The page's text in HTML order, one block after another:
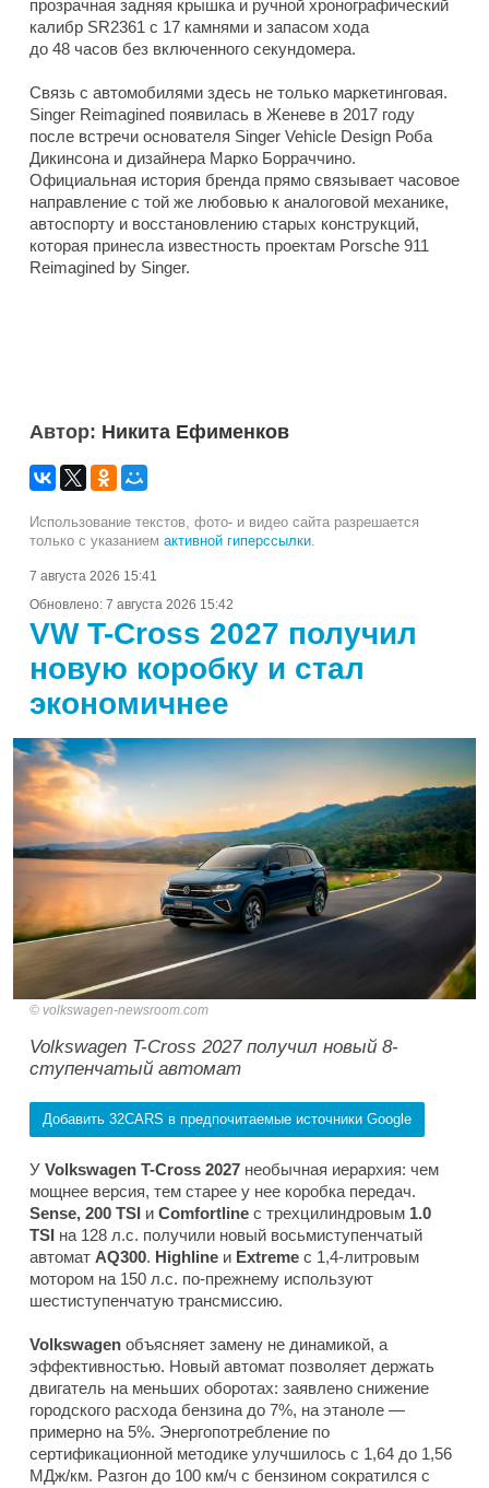
прозрачная задняя крышка и ручной хронографический
калибр SR2361 с 17 камнями и запасом хода
до 48 часов без включенного секундомера.
Связь с автомобилями здесь не только маркетинговая.
Singer Reimagined появилась в Женеве в 2017 году
после встречи основателя Singer Vehicle Design Роба
Дикинсона и дизайнера Марко Борраччино.
Официальная история бренда прямо связывает часовое
направление с той же любовью к аналоговой механике,
автоспорту и восстановлению старых конструкций,
которая принесла известность проектам Porsche 911
Reimagined by Singer.
Автор: Никита Ефименков
Использование текстов, фото- и видео сайта разрешается
только с указанием активной гиперссылки.
7 августа 2026 15:41
Обновлено: 7 августа 2026 15:42
VW T-Cross 2027 получил
новую коробку и стал
экономичнее
volkswagen-newsroom.com
Volkswagen T-Cross 2027 получил новый 8-
ступенчатый автомат
Добавить 32CARS в предпочитаемые источники Google
У Volkswagen T-Cross 2027 необычная иерархия: чем
мощнее версия, тем старее у нее коробка передач.
Sense, 200 TSI и Comfortline с трехцилиндровым 1.0
TSI на 128 л.с. получили новый восьмиступенчатый
автомат AQ300. Highline и Extreme с 1,4-литровым
мотором на 150 л.с. по-прежнему используют
шестиступенчатую трансмиссию.
Volkswagen объясняет замену не динамикой, а
эффективностью. Новый автомат позволяет держать
двигатель на меньших оборотах: заявлено снижение
городского расхода бензина до 7%, на этаноле —
примерно на 5%. Энергопотребление по
сертификационной методике улучшилось с 1,64 до 1,56
МДж/км. Разгон до 100 км/ч с бензином сократился с